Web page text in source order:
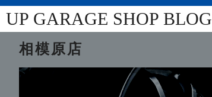
UP GARAGE SHOP BLOG
相模原店